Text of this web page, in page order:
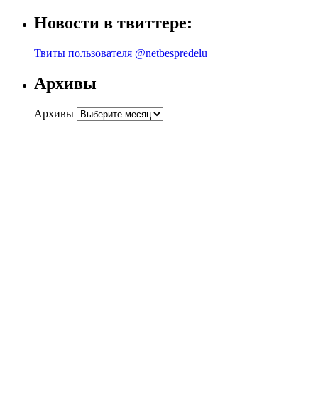
Новости в твиттере:
Твиты пользователя @netbespredelu
Архивы
Архивы